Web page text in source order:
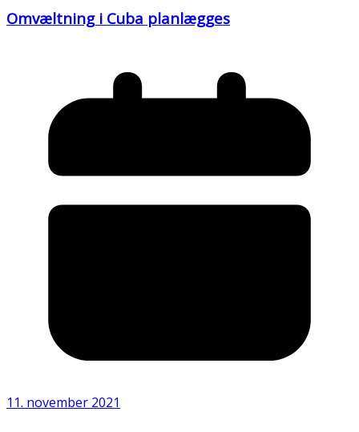
Omvæltning i Cuba planlægges
11. november 2021